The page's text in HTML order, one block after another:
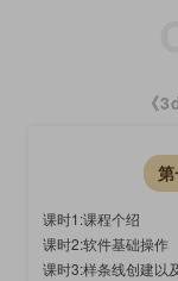
《
课时1:课程个绍
课时2:软件基础操作
课时3:样条线创建以